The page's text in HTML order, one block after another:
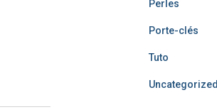
Perles
Porte-clés
Tuto
Uncategorized